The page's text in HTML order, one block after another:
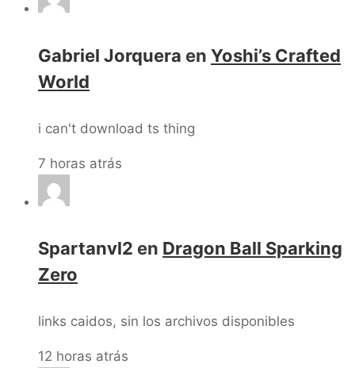
Gabriel Jorquera en Yoshi’s Crafted
World
i can't download ts thing
7 horas atrás
Spartanvl2 en Dragon Ball Sparking
Zero
links caidos, sin los archivos disponibles
12 horas atrás